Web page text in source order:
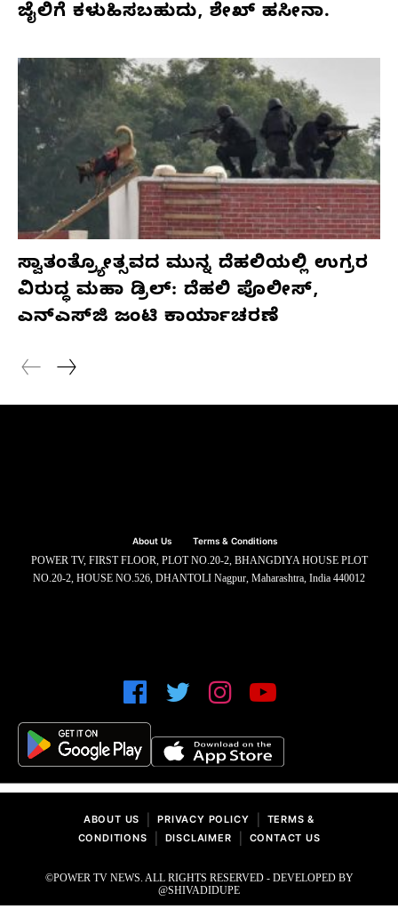
ಜೈಲಿಗೆ ಕಳುಹಿಸಬಹುದು, ಶೇಖ್ ಹಸೀನಾ.
ಸ್ವಾತಂತ್ರ್ಯೋತ್ಸವದ ಮುನ್ನ ದೆಹಲಿಯಲ್ಲಿ ಉಗ್ರರ
ವಿರುದ್ಧ ಮಹಾ ಡ್ರಿಲ್: ದೆಹಲಿ ಪೊಲೀಸ್,
ಎನ್‌ಎಸ್‌ಜಿ ಜಂಟಿ ಕಾರ್ಯಾಚರಣೆ
About Us Terms & Conditions
POWER TV, FIRST FLOOR, PLOT NO.20-2, BHANGDIYA HOUSE PLOT
NO.20-2, HOUSE NO.526, DHANTOLI Nagpur, Maharashtra, India 440012
ABOUT US PRIVACY POLICY
TERMS &
CONDITIONS
DISCLAIMER CONTACT US
©POWER TV NEWS. ALL RIGHTS RESERVED - DEVELOPED BY
@SHIVADIDUPE